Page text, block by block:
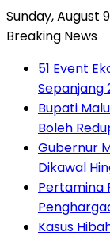
Sunday, August
Breaking News
51 Event
Sepanjang
Bupati
Boleh
Gubernur
Dikawal
Pertamina
Kasus